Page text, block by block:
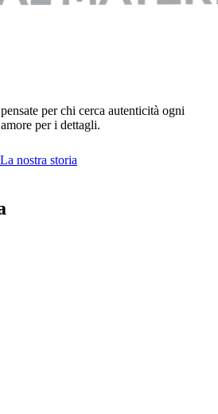
per chi cerca autenticità ogni
per i dettagli.
La nostra storia